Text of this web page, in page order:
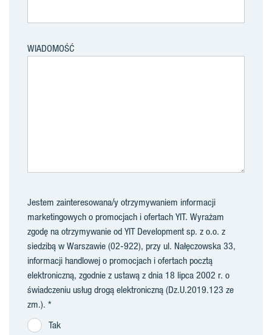
WIADOMOŚĆ
Jestem zainteresowana/y otrzymywaniem informacji
marketingowych o promocjach i ofertach YIT. Wyrażam
zgodę na otrzymywanie od YIT Development sp. z o.o. z
siedzibą w Warszawie (02-922), przy ul. Nałęczowska 33,
informacji handlowej o promocjach i ofertach pocztą
elektroniczną, zgodnie z ustawą z dnia 18 lipca 2002 r. o
świadczeniu usług drogą elektroniczną (Dz.U.2019.123 ze
zm.).
Tak